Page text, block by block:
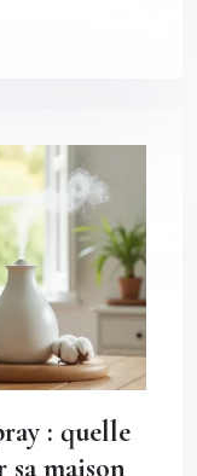
: quelle
maison